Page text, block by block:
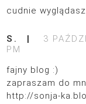
cudnie
S.
3
PM
fajny blog :)
zapraszam do
http://sonja-